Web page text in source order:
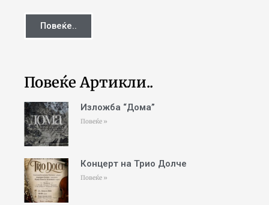
Повеќе..
Повеќе Артикли..
Изложба “Дома”
Повеќе »
Концерт на Трио Долче
Повеќе »